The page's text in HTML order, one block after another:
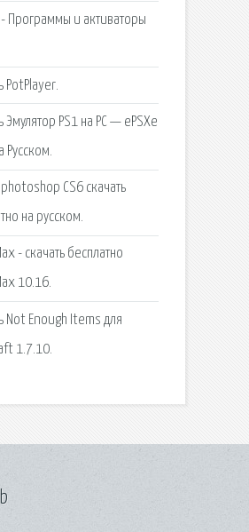
Программы и активаторы
PotPlayer.
Эмулятор PS1 на PC — ePSXe
Русском.
CS6 скачать
на русском.
- скачать бесплатно
10.16.
Not Enough Items для
1.7.10.